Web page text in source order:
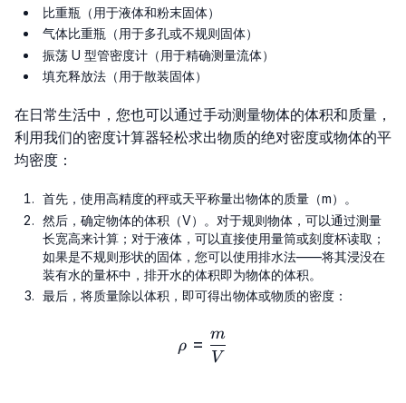
比重瓶（用于液体和粉末固体）
气体比重瓶（用于多孔或不规则固体）
振荡 U 型管密度计（用于精确测量流体）
填充释放法（用于散装固体）
在日常生活中，您也可以通过手动测量物体的体积和质量，
利用我们的密度计算器轻松求出物质的绝对密度或物体的平
均密度：
首先，使用高精度的秤或天平称量出物体的质量（m）。
然后，确定物体的体积（V）。对于规则物体，可以通过测量
长宽高来计算；对于液体，可以直接使用量筒或刻度杯读取；
如果是不规则形状的固体，您可以使用排水法——将其浸没在
装有水的量杯中，排开水的体积即为物体的体积。
最后，将质量除以体积，即可得出物体或物质的密度：
ρ=\frac{m}{V}
ρ =
V
m